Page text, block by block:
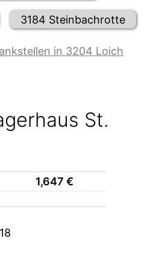
3184 Steinbachrotte
in 3204 Loich
St.
1,647 €